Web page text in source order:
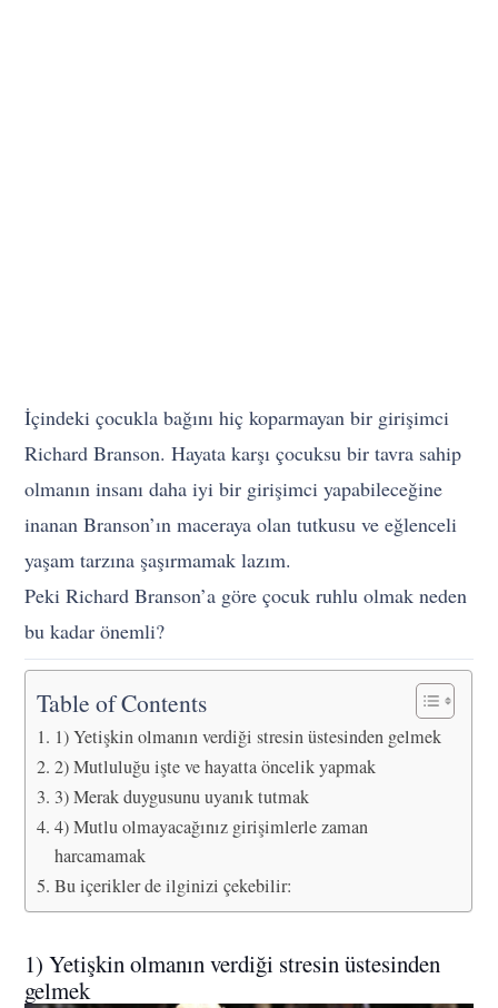
İçindeki çocukla bağını hiç koparmayan bir girişimci
Richard Branson. Hayata karşı çocuksu bir tavra sahip
olmanın insanı daha iyi bir girişimci yapabileceğine
inanan Branson’ın maceraya olan tutkusu ve eğlenceli
yaşam tarzına şaşırmamak lazım.
Peki Richard Branson’a göre çocuk ruhlu olmak neden
bu kadar önemli?
Table of Contents
1) Yetişkin olmanın verdiği stresin üstesinden gelmek
2) Mutluluğu işte ve hayatta öncelik yapmak
3) Merak duygusunu uyanık tutmak
4) Mutlu olmayacağınız girişimlerle zaman
harcamamak
Bu içerikler de ilginizi çekebilir:
1) Yetişkin olmanın verdiği stresin üstesinden
gelmek